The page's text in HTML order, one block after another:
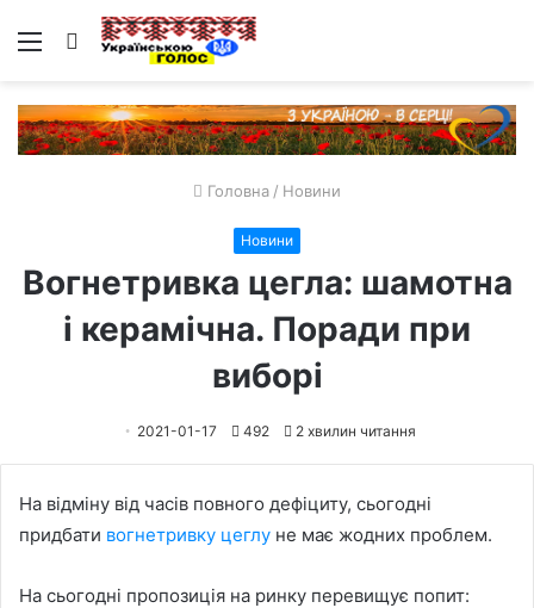
Меню Пошук
Головна / Новини
Новини
Вогнетривка цегла: шамотна
і керамічна. Поради при
виборі
2021-01-17 492 2 хвилин читання
На відміну від часів повного дефіциту, сьогодні
придбати вогнетривку цеглу не має жодних проблем.
На сьогодні пропозиція на ринку перевищує попит: